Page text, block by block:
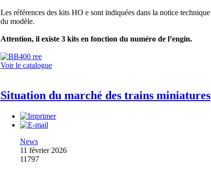
Les références des kits HO e sont indiquées dans la notice technique
du modèle.
Attention, il existe 3 kits en fonction du numéro de l’engin.
Voir le catalogue
Situation du marché des trains miniatures
News
11 février 2026
11797